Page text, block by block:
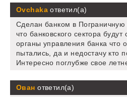
Ovchakaответил(а)
Сделан банком в Пограничную
что банковского сектора
органы управления банка что
пытались, да и недостачу кто
Интересно поглубже свое
Ован ответил(а)